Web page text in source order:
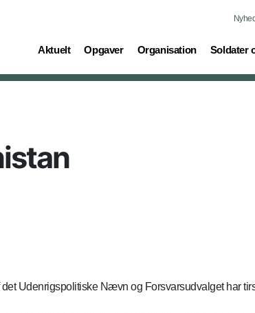
Aktuelt
(current) Opgaver
(current) Organisation
(current) Soldater
(current)
Udenrigspolitiske Nævn og Forsvarsudvalget har